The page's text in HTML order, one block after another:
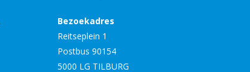
Bezoekadres
Reitseplein 1
Postbus 90154
5000 LG TILBURG